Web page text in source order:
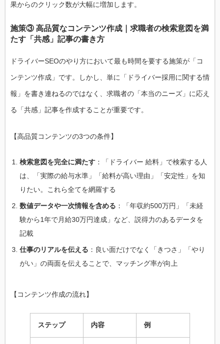
果からのクリック数が大幅に増加します。
施策③ 高品質なコンテンツ作成｜求職者の検索意図を満
たす「共感」記事の書き方
ドライバーSEOのやり方において最も時間を要する施策が「コ
ンテンツ作成」です。しかし、単に「ドライバー採用に関する情
報」を書き連ねるのではなく、求職者の「本当のニーズ」に応え
る「共感」記事を作成することが重要です。
【高品質コンテンツの3つの条件】
検索意図を完全に満たす ：「ドライバー 給料」で検索する人
は、「実際の給与水準」「給料が高い理由」「安定性」を知
りたい。これら全てを網羅する
数値データや一次情報を含める ：「年収約500万円」「未経
験から1年で月給30万円達成」など、説得力のあるデータを
記載
仕事のリアルを伝える ：良い面だけでなく「きつさ」「やり
がい」の両面を伝えることで、マッチング率が向上
【コンテンツ作成の流れ】
ステップ 内容 例